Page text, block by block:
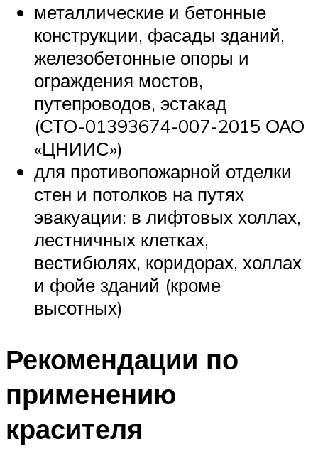
металлические и бетонные
конструкции, фасады зданий,
железобетонные опоры и
ограждения мостов,
путепроводов, эстакад
(СТО-01393674-007-2015 ОАО
«ЦНИИС»)
для противопожарной отделки
стен и потолков на путях
эвакуации: в лифтовых холлах,
лестничных клетках,
вестибюлях, коридорах, холлах
и фойе зданий (кроме
высотных)
Рекомендации по
применению
красителя